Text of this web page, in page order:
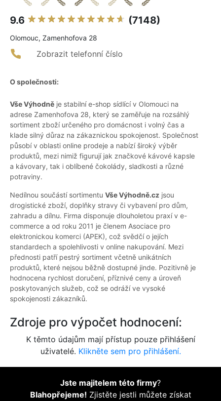
9.6 (7148)
Olomouc, Zamenhofova 28
Zobrazit telefonní číslo
O společnosti:
Vše Výhodně je stabilní e-shop sídlící v Olomouci na
adrese Zamenhofova 28, který se zaměřuje na rozsáhlý
sortiment zboží určeného pro domácnost i volný čas a
klade silný důraz na zákaznickou spokojenost. Společnost
působí v oblasti online prodeje a nabízí široký výběr
produktů, mezi nimiž figurují jak značkové kávové kapsle
a kávovary, tak i oblíbené čokolády, sladkosti a různé
potraviny.
Nedílnou součástí sortimentu Vše Výhodně.cz jsou
drogistické zboží, doplňky stravy či vybavení pro dům,
zahradu a dílnu. Firma disponuje dlouholetou praxí v e-
commerce a od roku 2011 je členem Asociace pro
elektronickou komerci (APEK), což svědčí o jejích
standardech a spolehlivosti v online nakupování. Mezi
přednosti patří pestrý sortiment včetně unikátních
produktů, které nejsou běžně dostupné jinde. Pozitivně je
hodnocena rychlost doručení, příznivé ceny a úroveň
poskytovaných služeb, což se odráží ve vysoké
spokojenosti zákazníků.
Zdroje pro výpočet hodnocení:
K těmto údajům mají přístup pouze přihlášení
uživatelé. Klikněte sem pro přihlášení.
Jste majitelem této firmy?
Blahopřejeme! Zjistěte jestli můžete získat